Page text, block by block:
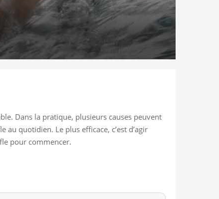
Dans la pratique, plusieurs causes peuvent
quotidien. Le plus efficace, c’est d’agir
pour commencer.